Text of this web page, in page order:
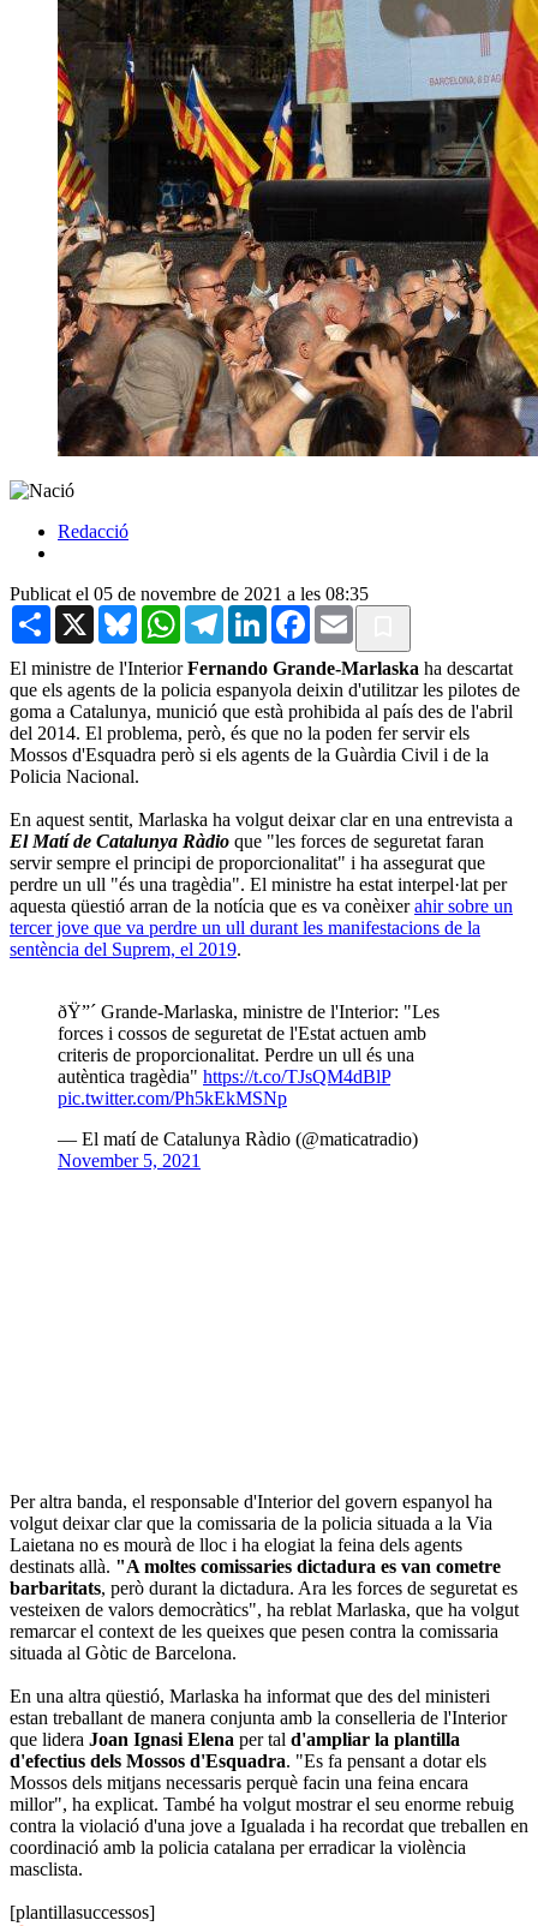
Redacció
Publicat el 05 de novembre de 2021 a les 08:35
Share X BlueskyWhatsAppTelegramLinkedInFacebook
Email
El ministre de l'InteriorFernando Grande-Marlaska ha descartat
que els agents de la policia espanyola deixin d'utilitzar les pilotes de
goma a Catalunya, munició que està prohibida al país des de l'abril
del 2014. El problema, però, és que no la poden fer servir els
Mossos d'Esquadra però si els agents de la Guàrdia Civil i de la
Policia Nacional.
En aquest sentit, Marlaska ha volgut deixar clar en una entrevista a
El Matí de Catalunya Ràdio que "les forces de seguretat faran
servir sempre el principi de proporcionalitat" i ha assegurat que
perdre un ull "és una tragèdia". El ministre ha estat interpel·lat per
aquesta qüestió arran de la notícia que es va conèixerahir sobre un
tercer jove que va perdre un ull durant les manifestacions de la
sentència del Suprem, el 2019.
ðŸ”´ Grande-Marlaska, ministre de l'Interior: "Les
forces i cossos de seguretat de l'Estat actuen amb
criteris de proporcionalitat. Perdre un ull és una
autèntica tragèdia" https://t.co/TJsQM4dBlP
pic.twitter.com/Ph5kEkMSNp
— El matí de Catalunya Ràdio (@maticatradio)
November 5, 2021
Per altra banda, el responsable d'Interior del govern espanyol ha
volgut deixar clar que la comissaria de la policia situada a la Via
Laietana no es mourà de lloc i ha elogiat la feina dels agents
destinats allà. "A moltes comissaries dictadura es van cometre
barbaritats, però durant la dictadura. Ara les forces de seguretat es
vesteixen de valors democràtics", ha reblat Marlaska, que ha volgut
remarcar el context de les queixes que pesen contra la comissaria
situada al Gòtic de Barcelona.
En una altra qüestió, Marlaska ha informat que des del ministeri
estan treballant de manera conjunta amb la conselleria de l'Interior
que lidera Joan Ignasi Elena per tal d'ampliar la plantilla
d'efectius dels Mossos d'Esquadra. "Es fa pensant a dotar els
Mossos dels mitjans necessaris perquè facin una feina encara
millor", ha explicat. També ha volgut mostrar el seu enorme rebuig
contra la violació d'una jove a Igualada i ha recordat que treballen en
coordinació amb la policia catalana per erradicar la violència
masclista.
[plantillasuccessos]